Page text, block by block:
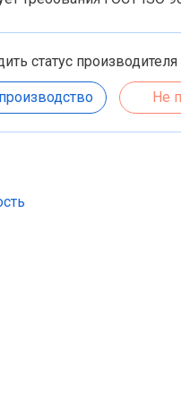
статус производителя
Не